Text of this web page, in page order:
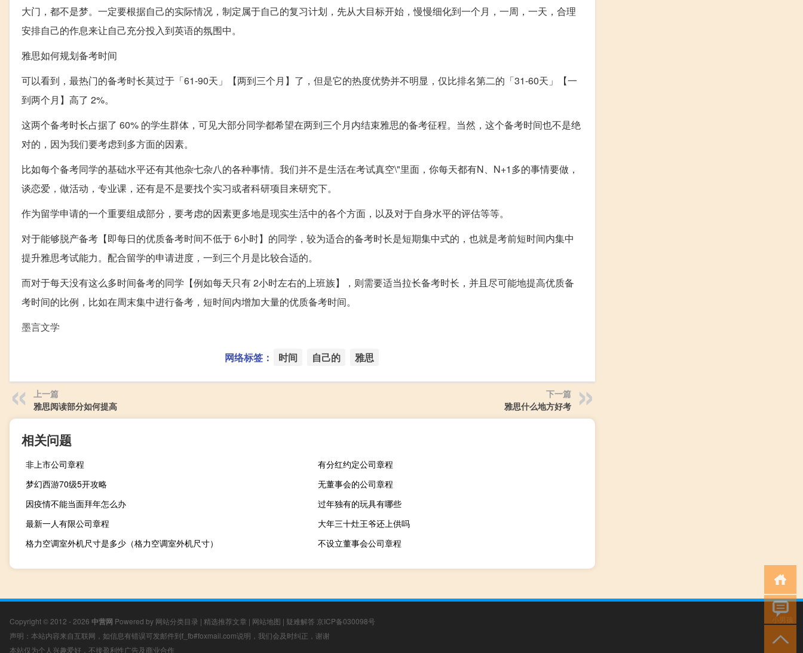
大门，都不是梦。一定要根据自己的实际情况，制定属于自己的复习计划，先从大目标开始，慢慢细化到一个月，一周，一天，合理
安排自己的作息来让自己充分投入到英语的氛围中。
雅思如何规划备考时间
可以看到，最热门的备考时长莫过于「61-90天」【两到三个月】了，但是它的热度优势并不明显，仅比排名第二的「31-60天」【一
到两个月】高了 2%。
这两个备考时长占据了 60% 的学生群体，可见大部分同学都希望在两到三个月内结束雅思的备考征程。当然，这个备考时间也不是绝
对的，因为我们要考虑到多方面的因素。
比如每个备考同学的基础水平还有其他杂七杂八的各种事情。我们并不是生活在考试真空\"里面，你每天都有N、N+1多的事情要做，
谈恋爱，做活动，专业课，还有是不是要找个实习或者科研项目来研究下。
作为留学申请的一个重要组成部分，要考虑的因素更多地是现实生活中的各个方面，以及对于自身水平的评估等等。
对于能够脱产备考【即每日的优质备考时间不低于 6小时】的同学，较为适合的备考时长是短期集中式的，也就是考前短时间内集中
提升雅思考试能力。配合留学的申请进度，一到三个月是比较合适的。
而对于每天没有这么多时间备考的同学【例如每天只有 2小时左右的上班族】，则需要适当拉长备考时长，并且尽可能地提高优质备
考时间的比例，比如在周末集中进行备考，短时间内增加大量的优质备考时间。
墨言文学
网络标签： 时间 自己的 雅思
上一篇
雅思阅读部分如何提高
下一篇
雅思什么地方好考
相关问题
非上市公司章程
有分红约定公司章程
梦幻西游70级5开攻略
无董事会的公司章程
因疫情不能当面拜年怎么办
过年独有的玩具有哪些
最新一人有限公司章程
大年三十灶王爷还上供吗
格力空调室外机尺寸是多少（格力空调室外机尺寸）
不设立董事会公司章程
Copyright © 2012 - 2026 中营网 Powered by 网站分类目录 | 精选推荐文章 | 网站地图 | 疑难解答 京ICP备030098号
声明：本站内容来自互联网，如信息有错误可发邮件到f_fb#foxmail.com说明，我们会及时纠正，谢谢
本站仅为个人兴趣爱好，不接盈利性广告及商业合作
小男孩